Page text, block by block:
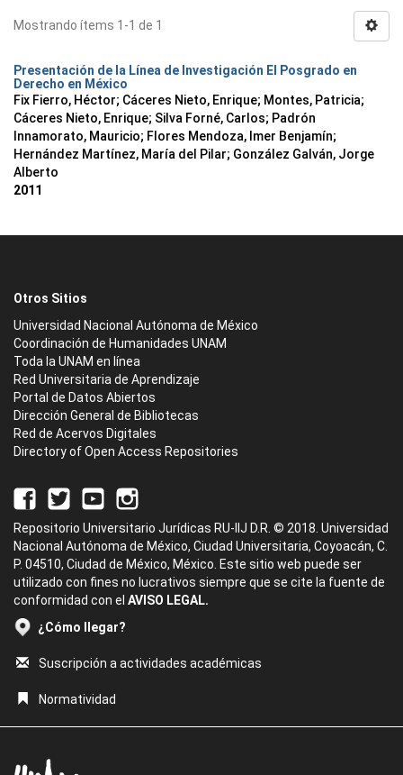
Mostrando ítems 1-1 de 1
Presentación de la Línea de Investigación El Posgrado en
Derecho en México
Fix Fierro, Héctor; Cáceres Nieto, Enrique; Montes, Patricia;
Cáceres Nieto, Enrique; Silva Forné, Carlos; Padrón
Innamorato, Mauricio; Flores Mendoza, Imer Benjamín;
Hernández Martínez, María del Pilar; González Galván, Jorge
Alberto
2011
Otros Sitios
Universidad Nacional Autónoma de México
Coordinación de Humanidades UNAM
Toda la UNAM en línea
Red Universitaria de Aprendizaje
Portal de Datos Abiertos
Dirección General de Bibliotecas
Red de Acervos Digitales
Directory of Open Access Repositories
Repositorio Universitario Jurídicas RU-IIJ D.R. © 2018. Universidad
Nacional Autónoma de México, Ciudad Universitaria, Coyoacán, C.
P. 04510, Ciudad de México, México. Este sitio web puede ser
utilizado con fines no lucrativos siempre que se cite la fuente de
conformidad con el AVISO LEGAL.
¿Cómo llegar?
Suscripción a actividades académicas
Normatividad